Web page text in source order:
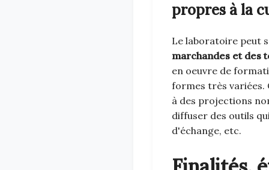
propres à la
Le laboratoire peut
marchandes et des
en oeuvre de
formes très variées.
à des projections
diffuser des outils
d'échange, etc.